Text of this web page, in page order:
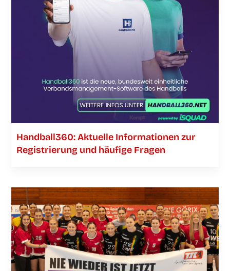
Handball360: Aktu­el­le Infor­ma­tio­nen zur
Regis­trie­rung und häu­fi­ge Fragen